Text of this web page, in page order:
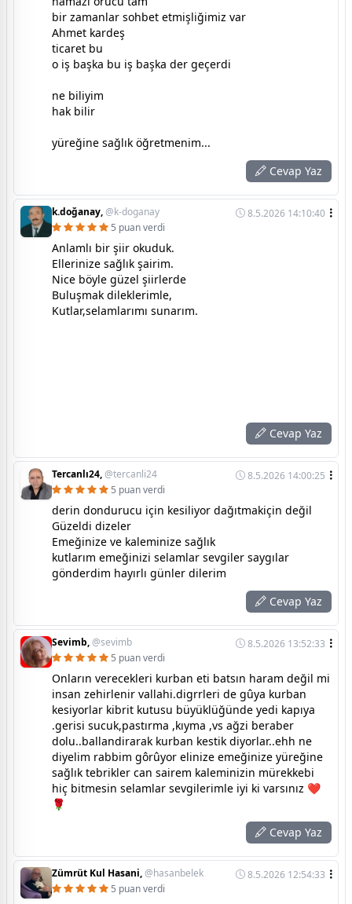
bir zamanlar sohbet etmişliğimiz var
Ahmet kardeş
ticaret bu
o iş başka bu iş başka der geçerdi
ne biliyim
hak bilir
yüreğine sağlık öğretmenim...
Cevap Yaz
k.doğanay,@k-doganay
8.5.2026 14:10:40
5 puan verdi
Anlamlı bir şiir okuduk.
Ellerinize sağlık şairim.
Nice böyle güzel şiirlerde
Buluşmak dileklerimle,
Kutlar,selamlarımı sunarım.
Cevap Yaz
Tercanlı24,@tercanli24
8.5.2026 14:00:25
5 puan verdi
derin dondurucu için kesiliyor dağıtmakiçin değil
Güzeldi dizeler
Emeğinize ve kaleminize sağlık
kutlarım emeğinizi selamlar sevgiler saygılar
gönderdim hayırlı günler dilerim
Cevap Yaz
Sevimb,@sevimb
8.5.2026 13:52:33
5 puan verdi
Onların verecekleri kurban eti batsın haram değil mi
insan zehirlenir vallahi.digrrleri de gûya kurban
kesiyorlar kibrit kutusu büyüklüğünde yedi kapıya
.gerisi sucuk,pastırma ,kıyma ,vs ağzi beraber
dolu..ballandirarak kurban kestik diyorlar..ehh ne
diyelim rabbim gôrûyor elinize emeğinize yüreğine
sağlık tebrikler can sairem kaleminizin mürekkebi
hiç bitmesin selamlar sevgilerimle iyi ki varsınız ❤️
🌹
Cevap Yaz
Zümrüt Kul Hasani,@hasanbelek
8.5.2026 12:54:33
5 puan verdi